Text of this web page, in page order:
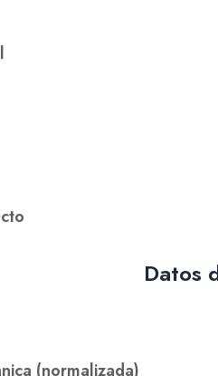
Datos
(normalizada)